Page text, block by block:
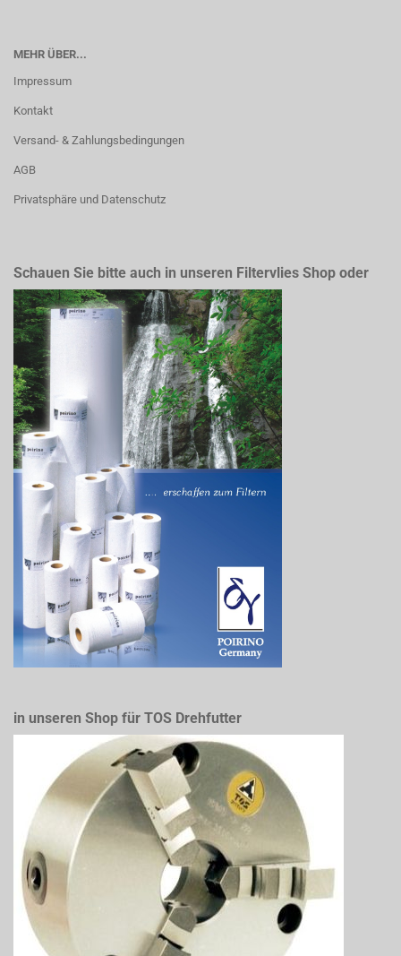
MEHR ÜBER...
Impressum
Kontakt
Versand- & Zahlungsbedingungen
AGB
Privatsphäre und Datenschutz
Schauen Sie bitte auch in unseren Filtervlies Shop oder
in unseren Shop für TOS Drehfutter